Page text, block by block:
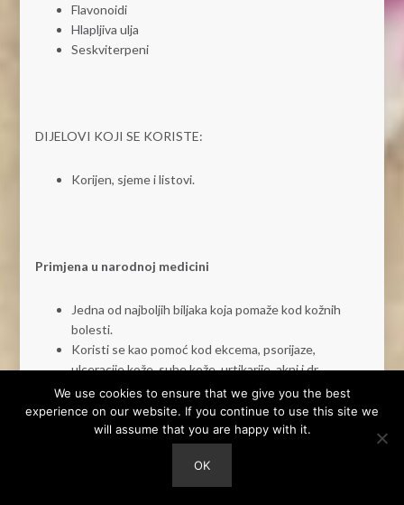
Flavonoidi
Hlapljiva ulja
Seskviterpeni
DIJELOVI KOJI SE KORISTE:
Korijen, sjeme i listovi.
Primjena u narodnoj medicini
Jedna od najboljih biljaka koja pomaže kod kožnih
bolesti.
Koristi se kao pomoć kod ekcema, psorijaze,
ulceracije kože, suhe kože, urtikarije, akni i dr.
Pomaže tinejdžerima kod problema sa aknama.
Odlična pomoć kod svih stupnjeva opeklina.
Ima blagotvoran učinak na limfni sustav, pa tako
pomaže kod limfnog zastoja, natečenih limfnih
Pročišćava krv i jetru, pomaže kod izbacivanja toksina i
We use cookies to ensure that we give you the best
experience on our website. If you continue to use this site we
will assume that you are happy with it.
OK